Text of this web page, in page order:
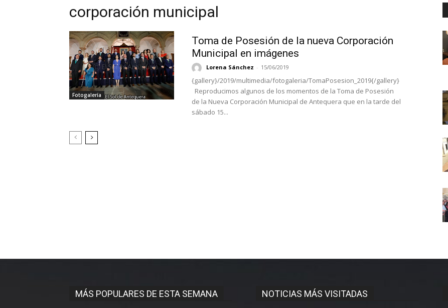
corporación municipal
Fotogalería
Toma de Posesión de la nueva Corporación
Municipal en imágenes
Lorena Sánchez - 15/06/2019
{gallery}/2019/multimedia/fotogaleria/TomaPosesion_2019{/gallery}
Reproducimos algunos de los momentos de la Toma de Posesión
de la Nueva Corporación Municipal de Antequera que en la tarde del
sábado 15...
MÁS POPULARES DE ESTA SEMANA NOTICIAS MÁS VISITADAS